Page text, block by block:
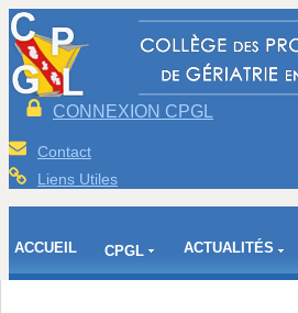
CONNEXION CPGL
Contact
Liens Utiles
ACCUEIL CPGL ACTUALITÉS